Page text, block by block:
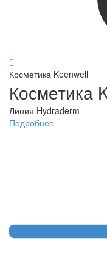
Косметика Keenwell
Косметика
Линия Hydraderm
Подробнее